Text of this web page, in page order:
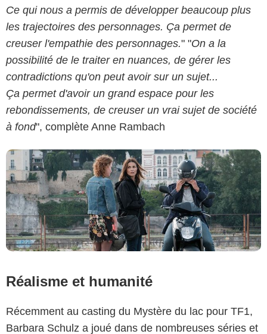
Ce qui nous a permis de développer beaucoup plus
les trajectoires des personnages. Ça permet de
creuser l'empathie des personnages." "On a la
possibilité de le traiter en nuances, de gérer les
contradictions qu'on peut avoir sur un sujet...
Ça permet d'avoir un grand espace pour les
rebondissements, de creuser un vrai sujet de société
à fond", complète Anne Rambach
Réalisme et humanité
Récemment au casting du Mystère du lac pour TF1,
Barbara Schulz a joué dans de nombreuses séries et